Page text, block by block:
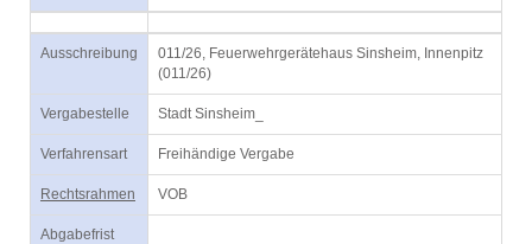
Ausschreibung
011/26, Feuerwehrgerätehaus Sinsheim, Innenpitz
(011/26)
Vergabestelle Stadt Sinsheim_
Verfahrensart Freihändige Vergabe
Rechtsrahmen VOB
Abgabefrist